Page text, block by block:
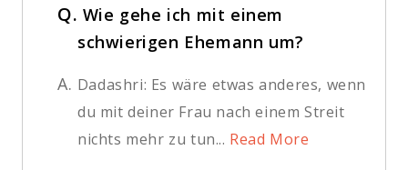
Q. Wie gehe ich mit einem
schwierigen Ehemann um?
A. Dadashri: Es wäre etwas anderes, wenn
du mit deiner Frau nach einem Streit
nichts mehr zu tun... Read More